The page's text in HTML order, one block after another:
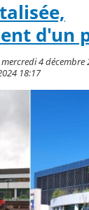
d'un
mercredi 4
18:17